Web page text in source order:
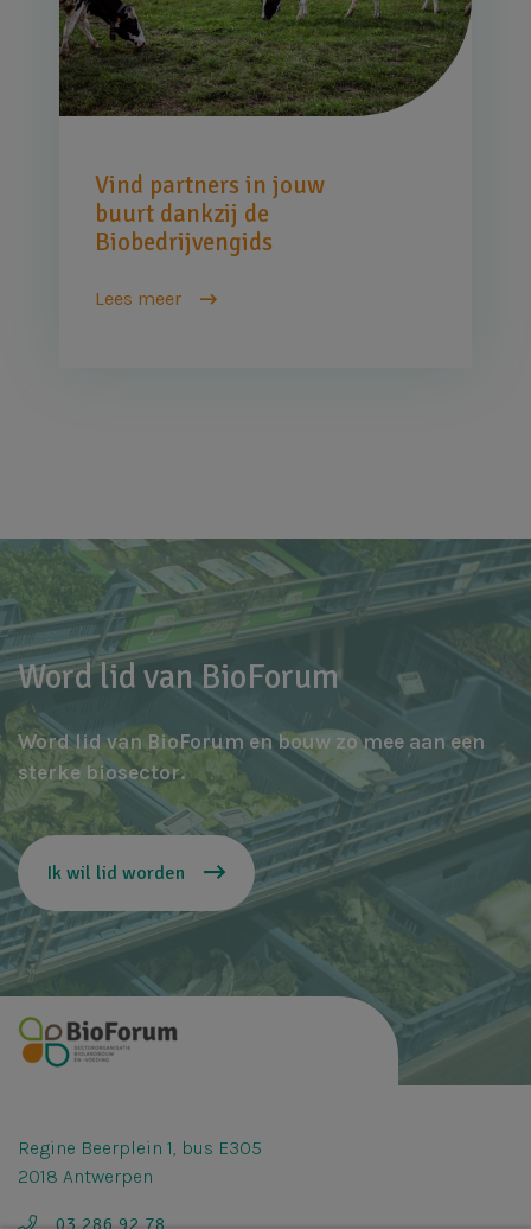
Vind partners in jouw
buurt dankzij de
Biobedrijvengids
Lees meer
Word lid van BioForum
Word lid van BioForum en bouw zo mee aan een
sterke biosector.
Ik wil lid worden
Regine Beerplein 1, bus E305
2018 Antwerpen